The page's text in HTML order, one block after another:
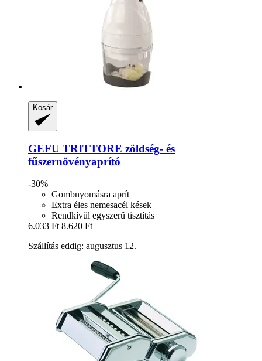
Kosár
GEFU TRITTORE zöldség-​ és
fűszernövényaprító
-30%
Gombnyomásra aprít
Extra éles nemesacél kések
Rendkívül egyszerű tisztítás
6.033 Ft 8.620 Ft
Szállítás eddig: augusztus 12.